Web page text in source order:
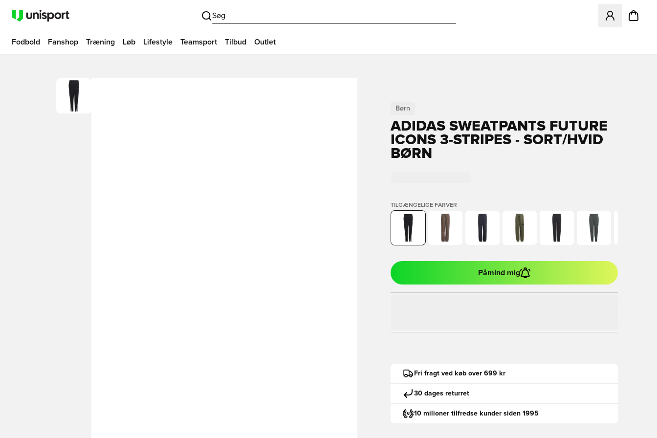
Søg
Åbner en
Fodbold Fanshop Træning Løb Lifestyle Teamsport Tilbud Outlet
Børn
ADIDAS SWEATPANTS FUTURE
ICONS 3-STRIPES - SORT/HVID
BØRN
TILGÆNGELIGE FARVER
Påmind mig
Fri fragt ved køb over 699 kr
30 dages returret
10 milioner tilfredse kunder siden 1995